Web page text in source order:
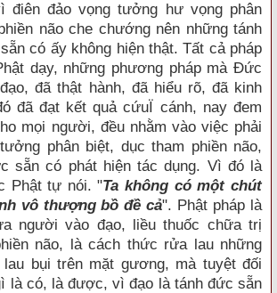
điên đảo vọng tưởng hư vọng phân
não che chướng nên những tánh
có ấy không hiện thật. Tất cả pháp
dạy, những phương pháp mà Đức
đã thật hành, đã hiểu rõ, đã kinh
đã đạt kết quả cứuÏ cánh, nay đem
mọi người, đều nhằm vào việc phải
phân biệt, dục tham phiền não,
sẵn có phát hiện tác dụng. Vì đó là
Phật tự nói. "Ta không có một chút
vô thượng bồ đề cả". Phật pháp là
người vào đạo, liều thuốc chữa trị
não, là cách thức rửa lau những
bụi trên mặt gương, mà tuyệt đối
là có, là được, vì đạo là tánh đức sẵn